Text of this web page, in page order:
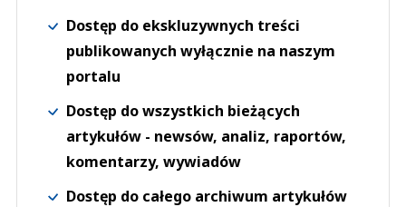
Dostęp do ekskluzywnych treści
publikowanych wyłącznie na naszym
portalu
Dostęp do wszystkich bieżących
artykułów - newsów, analiz, raportów,
komentarzy, wywiadów
Dostęp do całego archiwum artykułów